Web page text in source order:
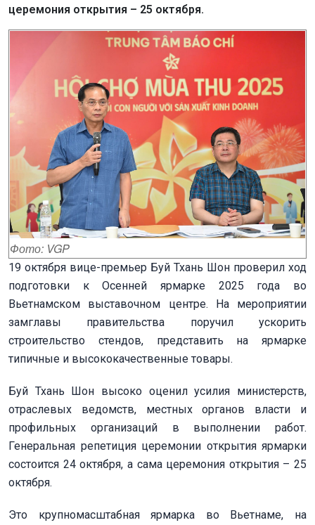
церемония открытия – 25 октября.
Фото: VGP
19 октября вице-премьер Буй Тхань Шон проверил ход
подготовки к Осенней ярмарке 2025 года во
Вьетнамском выставочном центре. На мероприятии
замглавы правительства поручил ускорить
строительство стендов, представить на ярмарке
типичные и высококачественные товары.
Буй Тхань Шон высоко оценил усилия министерств,
отраслевых ведомств, местных органов власти и
профильных организаций в выполнении работ.
Генеральная репетиция церемонии открытия ярмарки
состоится 24 октября, а сама церемония открытия – 25
октября.
Это крупномасштабная ярмарка во Вьетнаме, на